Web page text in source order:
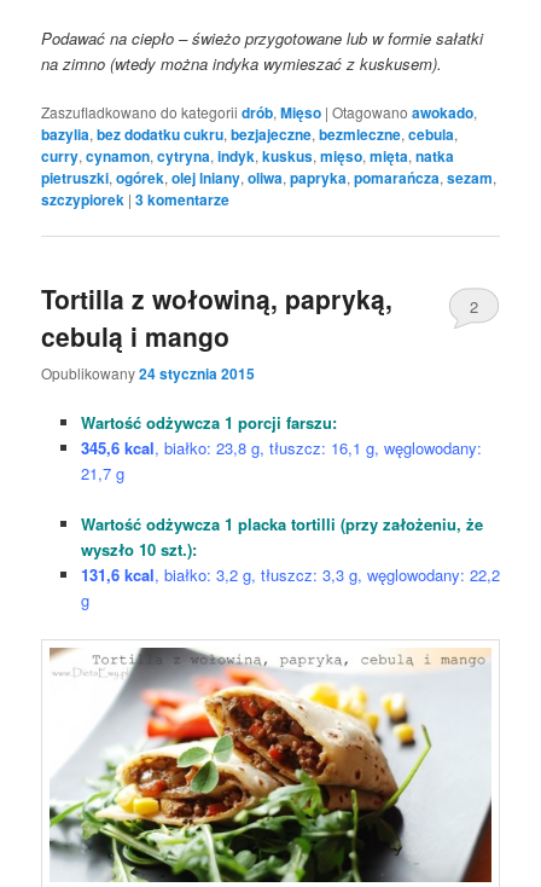
Podawać na ciepło – świeżo przygotowane lub w formie sałatki
na zimno (wtedy można indyka wymieszać z kuskusem).
Zaszufladkowano do kategorii drób,Mięso |Otagowano awokado,
bazylia,bez dodatku cukru,bezjajeczne,bezmleczne,cebula,
curry,cynamon,cytryna,indyk,kuskus,mięso,mięta,natka
pietruszki,ogórek,olej lniany,oliwa,papryka,pomarańcza,sezam,
szczypiorek |3komentarze
Tortilla z wołowiną, papryką,
cebulą i mango
Opublikowany24 stycznia 2015
2
Wartość odżywcza 1 porcji farszu:
345,6 kcal, białko: 23,8 g, tłuszcz: 16,1 g, węglowodany:
21,7 g
Wartość odżywcza 1 placka tortilli (przy założeniu, że
wyszło 10 szt.):
131,6 kcal, białko: 3,2 g, tłuszcz: 3,3 g, węglowodany: 22,2
g